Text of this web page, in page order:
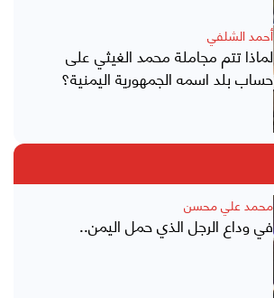
أحمد الشلفي
لماذا تتم مجاملة محمد الغيثي على
حساب بلد اسمه الجمهورية اليمنية؟
محمد علي محسن
في وداع الرجل الذي حمل اليمن..